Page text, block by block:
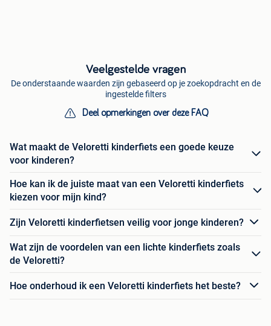
Veelgestelde vragen
De onderstaande waarden zijn gebaseerd op je zoekopdracht en de
ingestelde filters
Deel opmerkingen over deze FAQ
Wat maakt de Veloretti kinderfiets een goede keuze
voor kinderen?
Hoe kan ik de juiste maat van een Veloretti kinderfiets
kiezen voor mijn kind?
Zijn Veloretti kinderfietsen veilig voor jonge kinderen?
Wat zijn de voordelen van een lichte kinderfiets zoals
de Veloretti?
Hoe onderhoud ik een Veloretti kinderfiets het beste?